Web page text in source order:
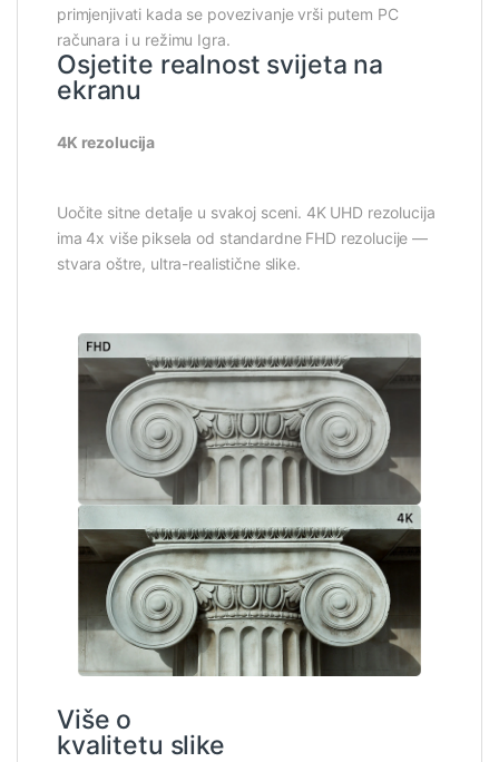
primjenjivati kada se povezivanje vrši putem PC
računara i u režimu Igra.
Osjetite realnost svijeta na
ekranu
4K rezolucija
Uočite sitne detalje u svakoj sceni. 4K UHD rezolucija
ima 4x više piksela od standardne FHD rezolucije —
stvara oštre, ultra-realistične slike.
Više o
kvalitetu slike